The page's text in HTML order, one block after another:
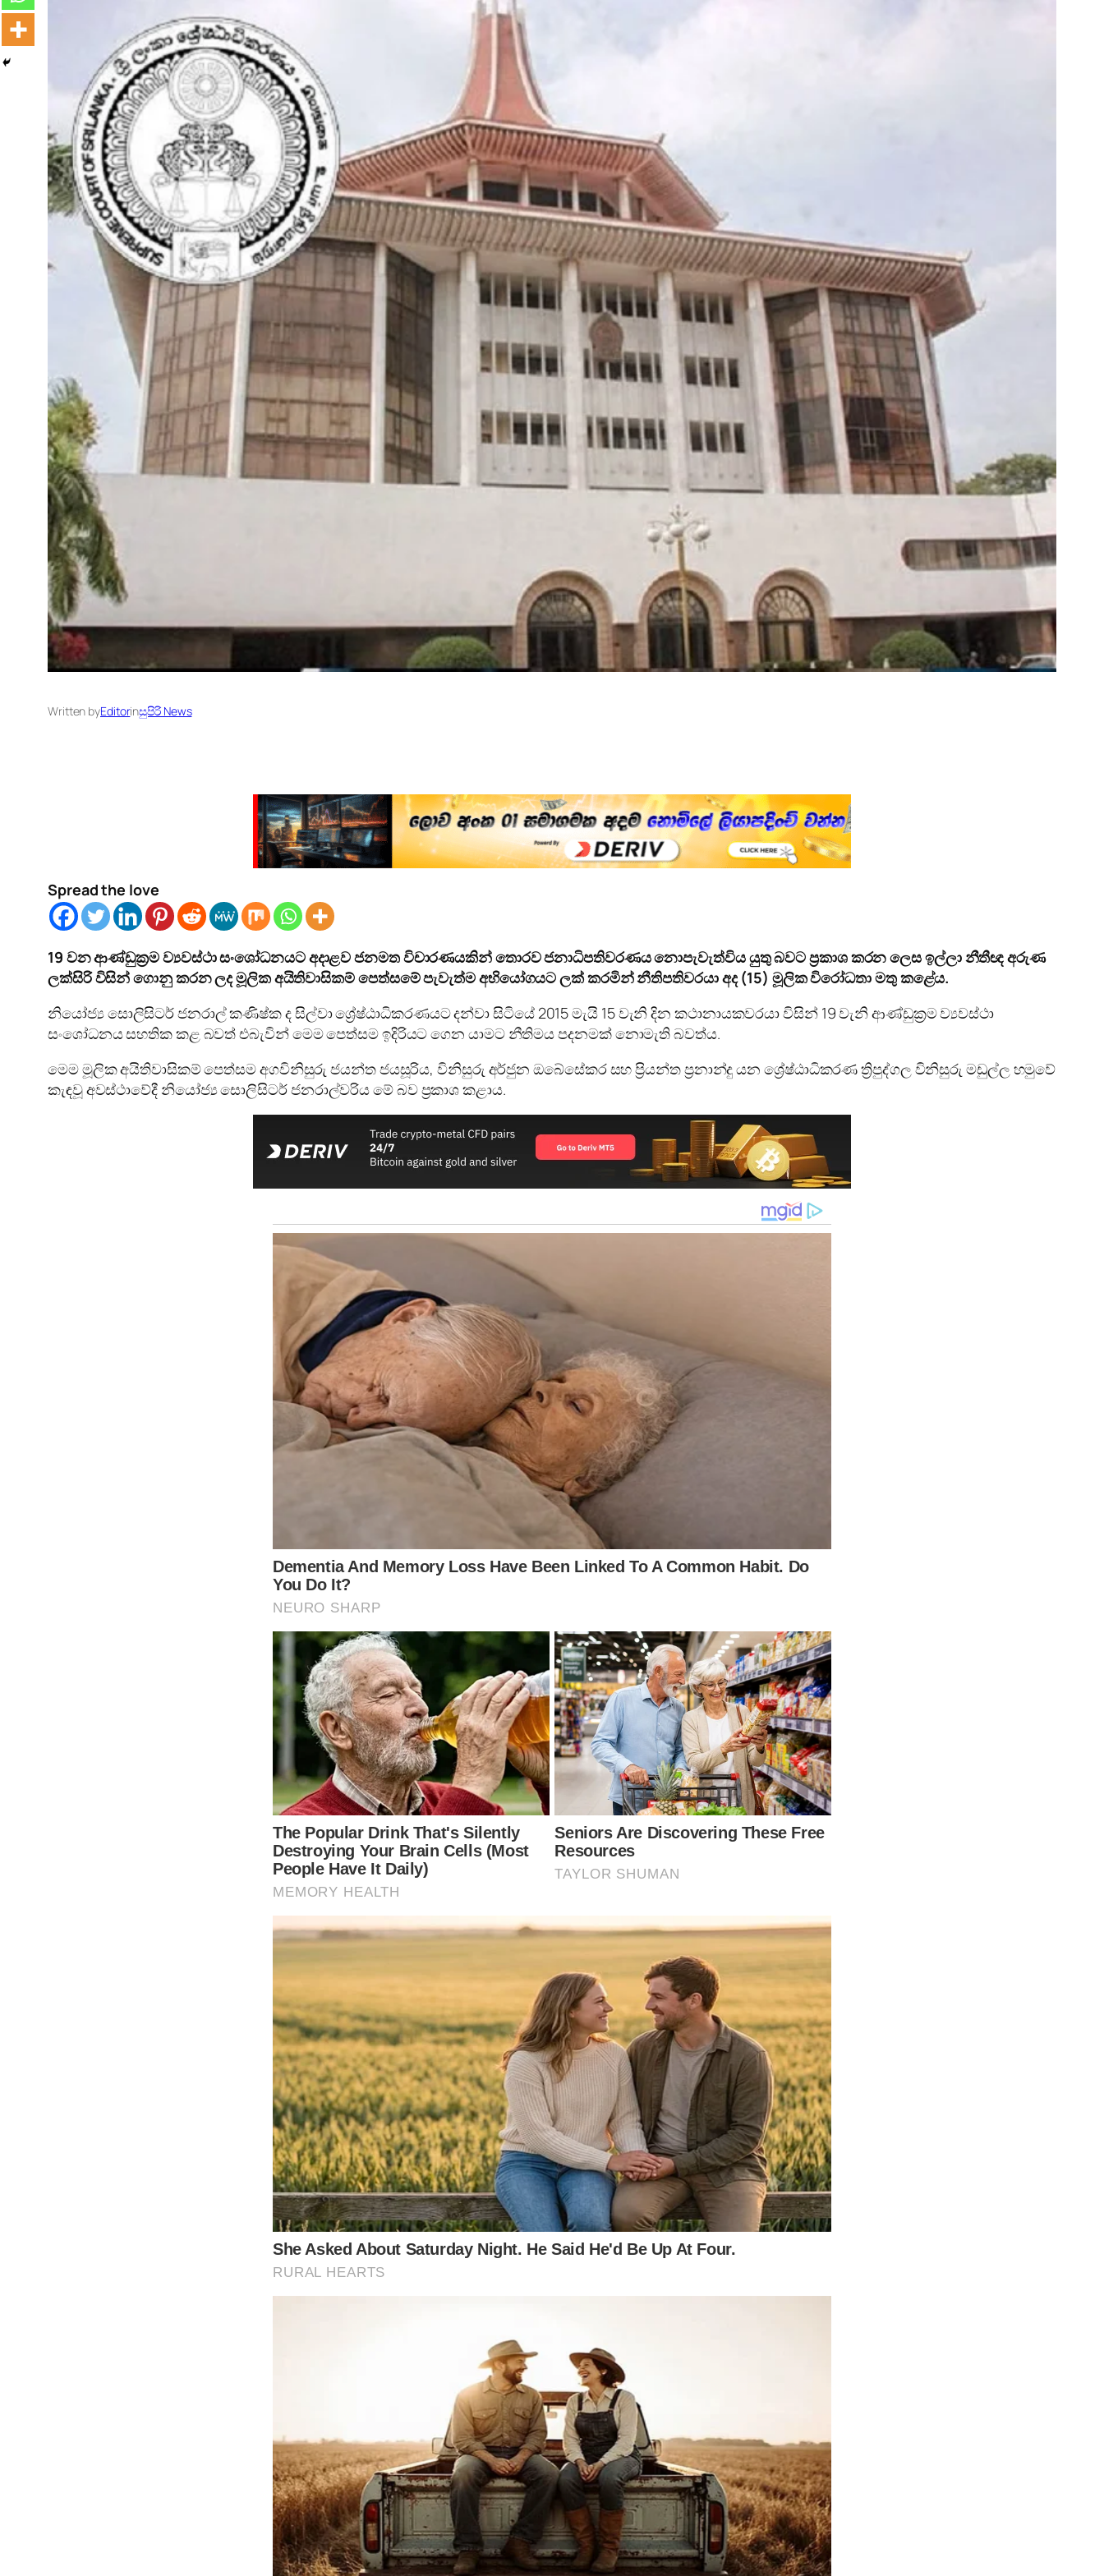
Written byEditorinසුපිරි News
Spread the love
19 වන ආණ්ඩුක්‍රම ව්‍යවස්ථා සංශෝධනයට අදාළව ජනමත විචාරණයකින් තොරව ජනාධිපතිවරණය නොපැවැත්විය යුතු බවට ප්‍රකාශ කරන ලෙස ඉල්ලා නීතීඥ අරුණ
ලක්සිරි විසින් ගොනු කරන ලද මූලික අයිතිවාසිකම් පෙත්සමේ පැවැත්ම අභියෝගයට ලක් කරමින් නීතිපතිවරයා අද(15) මූලික විරෝධතා මතු කළේය.
නියෝජ්‍ය සොලිසිටර් ජනරාල් කණිෂ්ක ද සිල්වා ශ්‍රේෂ්ඨාධිකරණයට දන්වා සිටියේ 2015 මැයි 15 වැනි දින කථානායකවරයා විසින් 19 වැනි ආණ්ඩුක්‍රම ව්‍යවස්ථා
සංශෝධනය සහතික කළ බවත් එබැවින් මෙම පෙත්සම ඉදිරියට ගෙන යාමට නීතිමය පදනමක් නොමැති බවත්ය.
මෙම මූලික අයිතිවාසිකම් පෙත්සම අගවිනිසුරු ජයන්ත ජයසූරිය, විනිසුරු අර්ජුන ඔබේසේකර සහ ප්‍රියන්ත ප්‍රනාන්දු යන ශ්‍රේෂ්ඨාධිකරණ ත්‍රිපුද්ගල විනිසුරු මඩුල්ල හමුවේ
කැඳවූ අවස්ථාවේදී නියෝජ්‍ය සොලිසිටර් ජනරාල්වරිය මේ බව ප්‍රකාශ කළාය.